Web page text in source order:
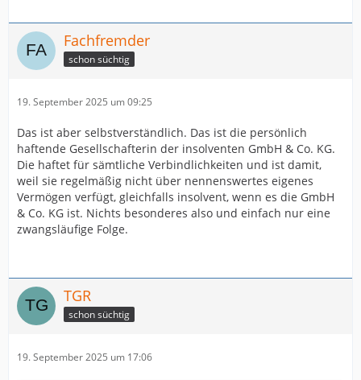
Fachfremder
schon süchtig
19. September 2025 um 09:25
Das ist aber selbstverständlich. Das ist die persönlich
haftende Gesellschafterin der insolventen GmbH & Co. KG.
Die haftet für sämtliche Verbindlichkeiten und ist damit,
weil sie regelmäßig nicht über nennenswertes eigenes
Vermögen verfügt, gleichfalls insolvent, wenn es die GmbH
& Co. KG ist. Nichts besonderes also und einfach nur eine
zwangsläufige Folge.
TGR
schon süchtig
19. September 2025 um 17:06